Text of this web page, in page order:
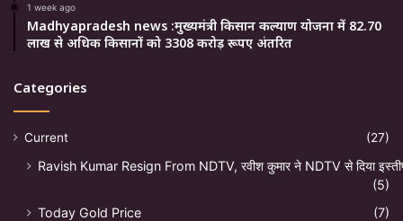
1 week ago
Madhyapradesh news :मुख्यमंत्री किसान कल्याण योजना में 82.70
लाख से अधिक किसानों को 3308 करोड़ रूपए अंतरित
Categories
Current (27)
Ravish Kumar Resign From NDTV, रवीश कुमार ने NDTV से दिया
(5)
Today Gold Price
(7)